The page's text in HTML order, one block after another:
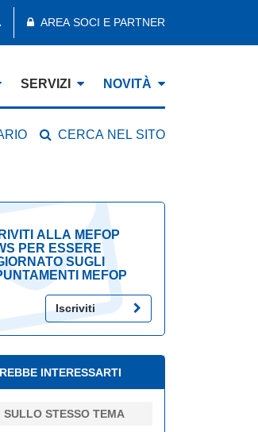
AREA SOCI E PARTNER
SERVIZI NOVITÀ
CERCA NEL SITO
ALLA MEFOP
PER ESSERE
SUGLI
MEFOP
Iscriviti
INTERESSARTI
SULLO STESSO TEMA